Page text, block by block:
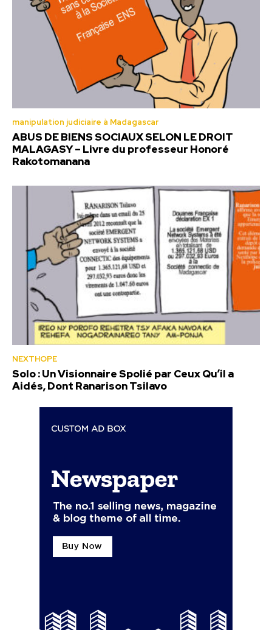
manipulation judiciaire à Madagascar
ABUS DE BIENS SOCIAUX SELON LE DROIT
MALAGASY – Livre du professeur Honoré
Rakotomanana
NEXTHOPE
Solo : Un Visionnaire Spolié par Ceux Qu’il a
Aidés, Dont Ranarison Tsilavo